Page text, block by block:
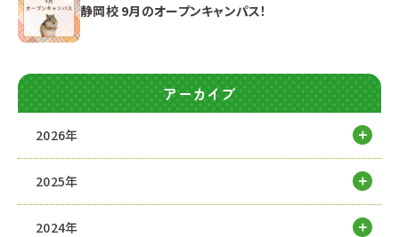
静岡校 9月のオープンキャンパス！
アーカイブ
2026年
2025年
2024年